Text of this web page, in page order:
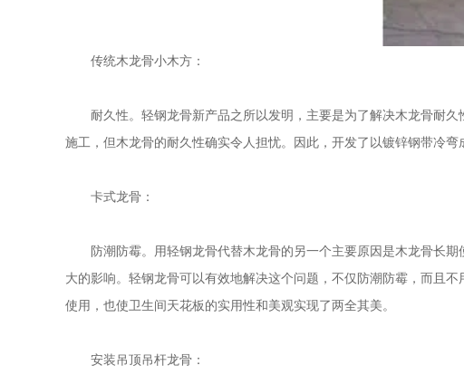
传统木龙骨小木方：
耐久性。轻钢龙骨新产品之所以发明，主要是为了解决木龙骨耐久
施工，但木龙骨的耐久性确实令人担忧。因此，开发了以镀锌钢带冷
卡式龙骨：
防潮防霉。用轻钢龙骨代替木龙骨的另一个主要原因是木龙骨长期
大的影响。轻钢龙骨可以有效地解决这个问题，不仅防潮防霉，而且
使用，也使卫生间天花板的实用性和美观实现了两全其美。
安装吊顶吊杆龙骨：